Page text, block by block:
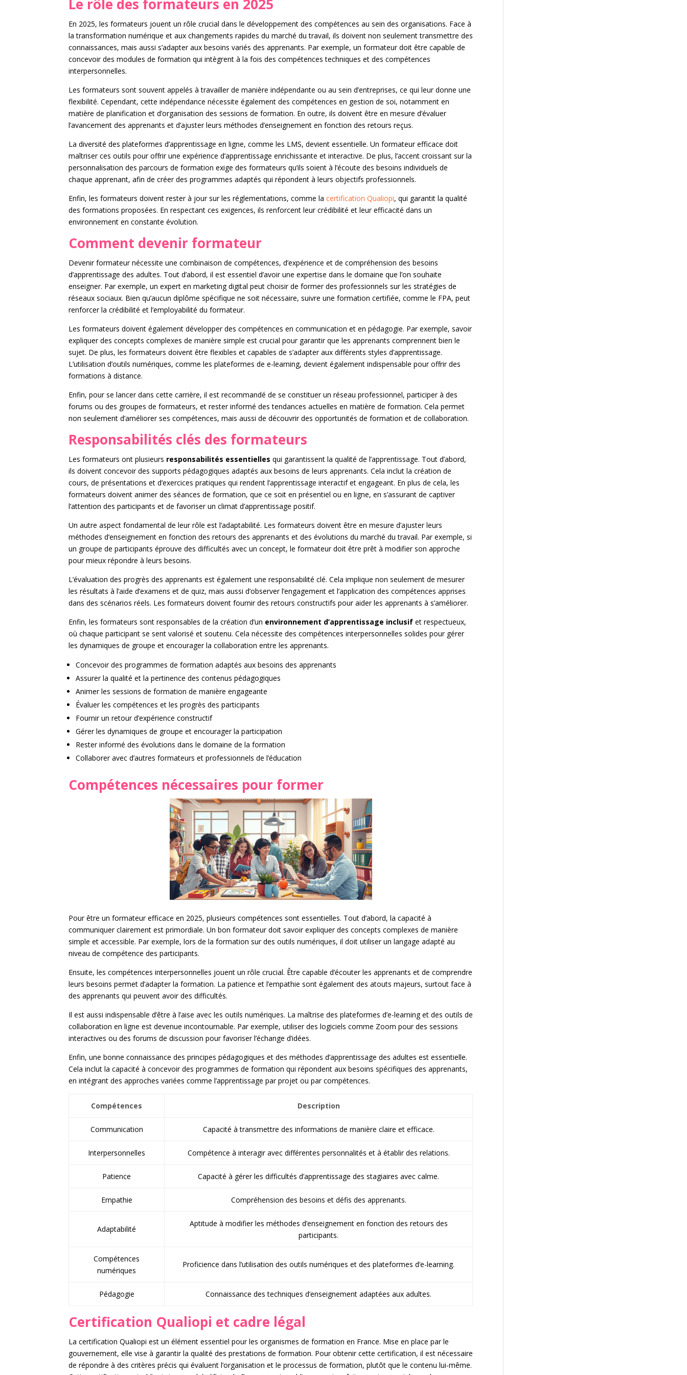
Le rôle des formateurs en 2025
En 2025, les formateurs jouent un rôle crucial dans le développement des compétences au sein des organisations. Face à
la transformation numérique et aux changements rapides du marché du travail, ils doivent non seulement transmettre des
connaissances, mais aussi s’adapter aux besoins variés des apprenants. Par exemple, un formateur doit être capable de
concevoir des modules de formation qui intègrent à la fois des compétences techniques et des compétences
interpersonnelles.
Les formateurs sont souvent appelés à travailler de manière indépendante ou au sein d’entreprises, ce qui leur donne une
flexibilité. Cependant, cette indépendance nécessite également des compétences en gestion de soi, notamment en
matière de planification et d’organisation des sessions de formation. En outre, ils doivent être en mesure d’évaluer
l’avancement des apprenants et d’ajuster leurs méthodes d’enseignement en fonction des retours reçus.
La diversité des plateformes d’apprentissage en ligne, comme les LMS, devient essentielle. Un formateur efficace doit
maîtriser ces outils pour offrir une expérience d’apprentissage enrichissante et interactive. De plus, l’accent croissant sur la
personnalisation des parcours de formation exige des formateurs qu’ils soient à l’écoute des besoins individuels de
chaque apprenant, afin de créer des programmes adaptés qui répondent à leurs objectifs professionnels.
Enfin, les formateurs doivent rester à jour sur les réglementations, comme lacertification Qualiopi, qui garantit la qualité
des formations proposées. En respectant ces exigences, ils renforcent leur crédibilité et leur efficacité dans un
environnement en constante évolution.
Comment devenir formateur
Devenir formateur nécessite une combinaison de compétences, d’expérience et de compréhension des besoins
d’apprentissage des adultes. Tout d’abord, il est essentiel d’avoir une expertise dans le domaine que l’on souhaite
enseigner. Par exemple, un expert en marketing digital peut choisir de former des professionnels sur les stratégies de
réseaux sociaux. Bien qu’aucun diplôme spécifique ne soit nécessaire, suivre une formation certifiée, comme le FPA, peut
renforcer la crédibilité et l’employabilité du formateur.
Les formateurs doivent également développer des compétences en communication et en pédagogie. Par exemple, savoir
expliquer des concepts complexes de manière simple est crucial pour garantir que les apprenants comprennent bien le
sujet. De plus, les formateurs doivent être flexibles et capables de s’adapter aux différents styles d’apprentissage.
L’utilisation d’outils numériques, comme les plateformes de e-learning, devient également indispensable pour offrir des
formations à distance.
Enfin, pour se lancer dans cette carrière, il est recommandé de se constituer un réseau professionnel, participer à des
forums ou des groupes de formateurs, et rester informé des tendances actuelles en matière de formation. Cela permet
non seulement d’améliorer ses compétences, mais aussi de découvrir des opportunités de formation et de collaboration.
Responsabilités clés des formateurs
Les formateurs ont plusieurs responsabilités essentielles qui garantissent la qualité de l’apprentissage. Tout d’abord,
ils doivent concevoir des supports pédagogiques adaptés aux besoins de leurs apprenants. Cela inclut la création de
cours, de présentations et d’exercices pratiques qui rendent l’apprentissage interactif et engageant. En plus de cela, les
formateurs doivent animer des séances de formation, que ce soit en présentiel ou en ligne, en s’assurant de captiver
l’attention des participants et de favoriser un climat d’apprentissage positif.
Un autre aspect fondamental de leur rôle est l’adaptabilité. Les formateurs doivent être en mesure d’ajuster leurs
méthodes d’enseignement en fonction des retours des apprenants et des évolutions du marché du travail. Par exemple, si
un groupe de participants éprouve des difficultés avec un concept, le formateur doit être prêt à modifier son approche
pour mieux répondre à leurs besoins.
L’évaluation des progrès des apprenants est également une responsabilité clé. Cela implique non seulement de mesurer
les résultats à l’aide d’examens et de quiz, mais aussi d’observer l’engagement et l’application des compétences apprises
dans des scénarios réels. Les formateurs doivent fournir des retours constructifs pour aider les apprenants à s’améliorer.
Enfin, les formateurs sont responsables de la création d’un environnement d’apprentissage inclusif et respectueux,
où chaque participant se sent valorisé et soutenu. Cela nécessite des compétences interpersonnelles solides pour gérer
les dynamiques de groupe et encourager la collaboration entre les apprenants.
Concevoir des programmes de formation adaptés aux besoins des apprenants
Assurer la qualité et la pertinence des contenus pédagogiques
Animer les sessions de formation de manière engageante
Évaluer les compétences et les progrès des participants
Fournir un retour d’expérience constructif
Gérer les dynamiques de groupe et encourager la participation
Rester informé des évolutions dans le domaine de la formation
Collaborer avec d’autres formateurs et professionnels de l’éducation
Compétences nécessaires pour former
Pour être un formateur efficace en 2025, plusieurs compétences sont essentielles. Tout d’abord, la capacité à
communiquer clairement est primordiale. Un bon formateur doit savoir expliquer des concepts complexes de manière
simple et accessible. Par exemple, lors de la formation sur des outils numériques, il doit utiliser un langage adapté au
niveau de compétence des participants.
Ensuite, les compétences interpersonnelles jouent un rôle crucial. Être capable d’écouter les apprenants et de comprendre
leurs besoins permet d’adapter la formation. La patience et l’empathie sont également des atouts majeurs, surtout face à
des apprenants qui peuvent avoir des difficultés.
Il est aussi indispensable d’être à l’aise avec les outils numériques. La maîtrise des plateformes d’e-learning et des outils de
collaboration en ligne est devenue incontournable. Par exemple, utiliser des logiciels comme Zoom pour des sessions
interactives ou des forums de discussion pour favoriser l’échange d’idées.
Enfin, une bonne connaissance des principes pédagogiques et des méthodes d’apprentissage des adultes est essentielle.
Cela inclut la capacité à concevoir des programmes de formation qui répondent aux besoins spécifiques des apprenants,
en intégrant des approches variées comme l’apprentissage par projet ou par compétences.
Compétences Description
Communication Capacité à transmettre des informations de manière claire et efficace.
Interpersonnelles Compétence à interagir avec différentes personnalités et à établir des relations.
Patience Capacité à gérer les difficultés d’apprentissage des stagiaires avec calme.
Empathie Compréhension des besoins et défis des apprenants.
Adaptabilité
Aptitude à modifier les méthodes d’enseignement en fonction des retours des
participants.
Compétences
numériques
Proficience dans l’utilisation des outils numériques et des plateformes d’e-learning.
Pédagogie Connaissance des techniques d’enseignement adaptées aux adultes.
Certification Qualiopi et cadre légal
La certification Qualiopi est un élément essentiel pour les organismes de formation en France. Mise en place par le
gouvernement, elle vise à garantir la qualité des prestations de formation. Pour obtenir cette certification, il est nécessaire
de répondre à des critères précis qui évaluent l’organisation et le processus de formation, plutôt que le contenu lui-même.